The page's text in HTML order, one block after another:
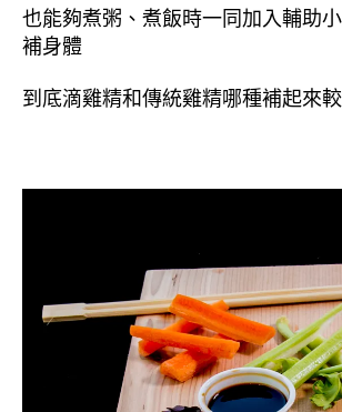
也能夠煮粥、煮飯時一同加入輔助
補身體
到底滴雞精和傳統雞精哪種補起來